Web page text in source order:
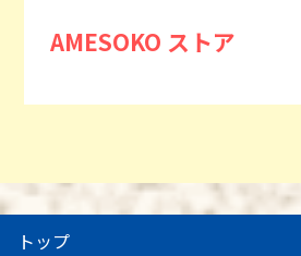
AMESOKO ストア
トップ